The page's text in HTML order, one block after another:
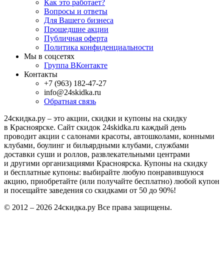
Информация
Как это работает?
Вопросы и ответы
Для Вашего бизнеса
Прошедшие акции
Политика конфиденциальности